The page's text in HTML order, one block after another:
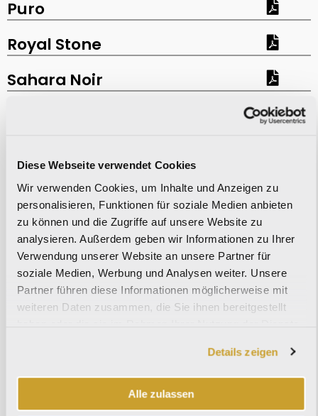
Diese Webseite verwendet Cookies
Wir verwenden Cookies, um Inhalte und Anzeigen zu
personalisieren, Funktionen für soziale Medien anbieten
zu können und die Zugriffe auf unsere Website zu
analysieren. Außerdem geben wir Informationen zu Ihrer
Verwendung unserer Website an unsere Partner für
soziale Medien, Werbung und Analysen weiter. Unsere
Partner führen diese Informationen möglicherweise mit
weiteren Daten zusammen, die Sie ihnen bereitgestellt
Details zeigen
Alle zulassen
Puro
Royal Stone
Sahara Noir
Statuario
Statuario Reale
Up
Velaris